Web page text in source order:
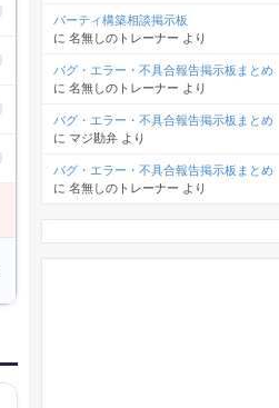
パーティ構築相談掲示板
に 名無しのトレーナー より
バグ・エラー・不具合報告掲示板まとめ
に 名無しのトレーナー より
バグ・エラー・不具合報告掲示板まとめ
に マジ勘弁 より
バグ・エラー・不具合報告掲示板まとめ
に 名無しのトレーナー より